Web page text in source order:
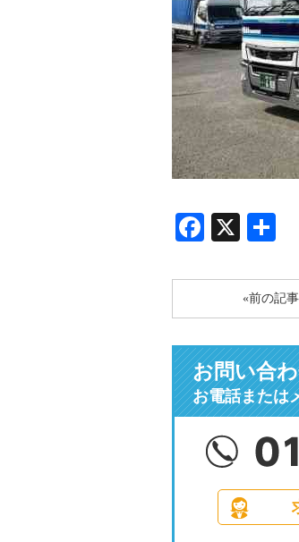
Facebook
X
«前の記
お問い合
お電話または